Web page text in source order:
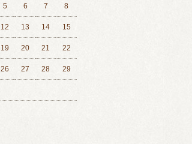
5 6 7 8
12 13 14 15
19 20 21 22
26 27 28 29